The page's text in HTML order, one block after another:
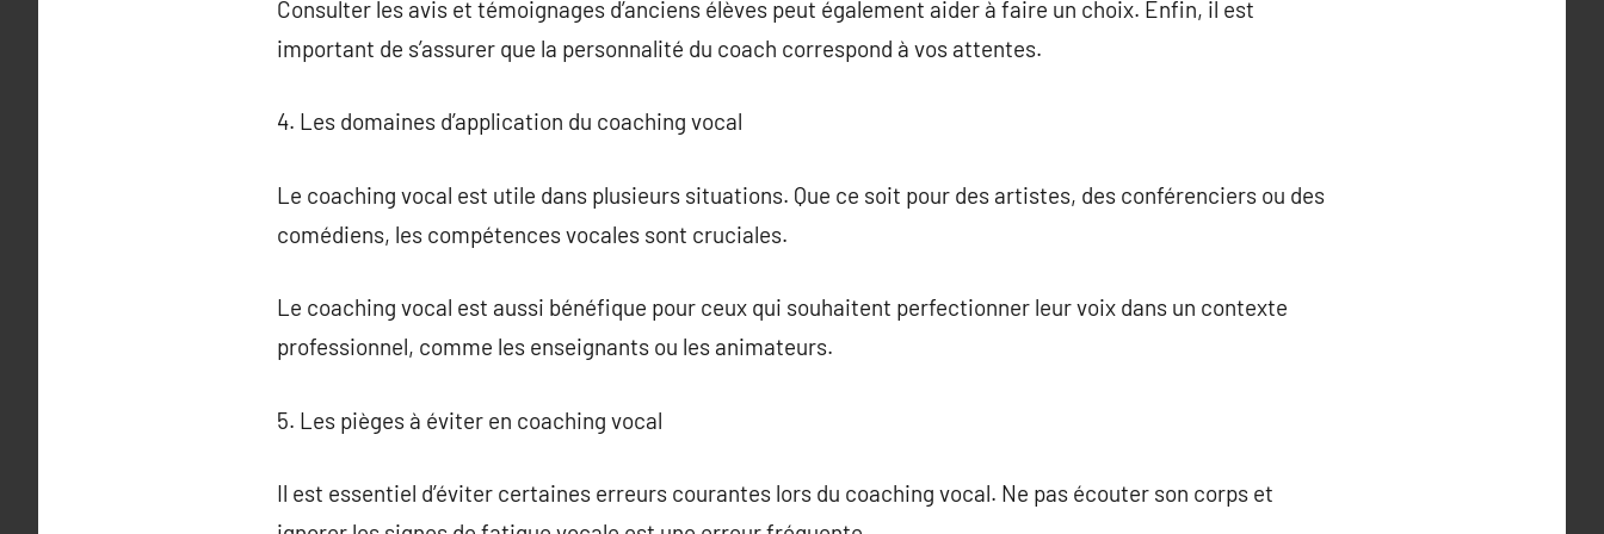
Consulter les avis et témoignages d’anciens élèves peut également aider à faire un choix. Enfin, il est
important de s’assurer que la personnalité du coach correspond à vos attentes.
4. Les domaines d’application du coaching vocal
Le coaching vocal est utile dans plusieurs situations. Que ce soit pour des artistes, des conférenciers ou des
comédiens, les compétences vocales sont cruciales.
Le coaching vocal est aussi bénéfique pour ceux qui souhaitent perfectionner leur voix dans un contexte
professionnel, comme les enseignants ou les animateurs.
5. Les pièges à éviter en coaching vocal
Il est essentiel d’éviter certaines erreurs courantes lors du coaching vocal. Ne pas écouter son corps et